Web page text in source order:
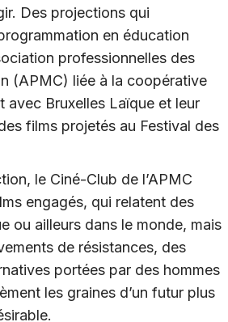
Des projections qui
en éducation
professionnelles des
(APMC) liée à la coopérative
avec Bruxelles Laïque et leur
films projetés au Festival des
le Ciné-Club de l’APMC
engagés, qui relatent des
ou ailleurs dans le monde, mais
de résistances, des
portées par des hommes
les graines d’un futur plus